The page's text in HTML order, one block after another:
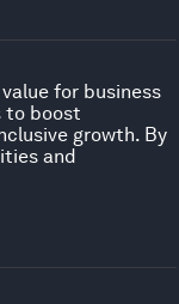
for business
to boost
growth. By
and